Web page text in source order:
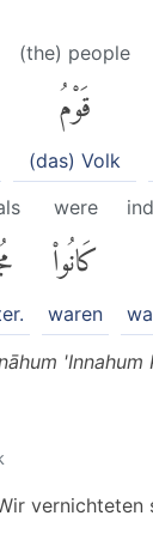
(the) people
قَوْمُ
(das) Volk
were
كَانُوا۟
waren
'Innahum
vernichteten